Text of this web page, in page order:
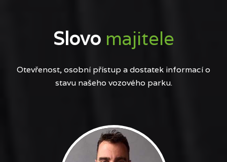
Slovo majitele
Otevřenost, osobní přístup a dostatek informací o
stavu našeho vozového parku.